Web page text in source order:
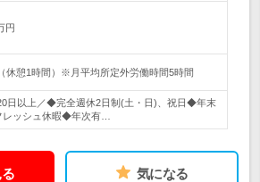
円
休憩1時間）※月平均所定外労働時間5時間
日以上／◆完全週休2日制(土・日)、祝日◆年末
ッシュ休暇◆年次有…
気になる